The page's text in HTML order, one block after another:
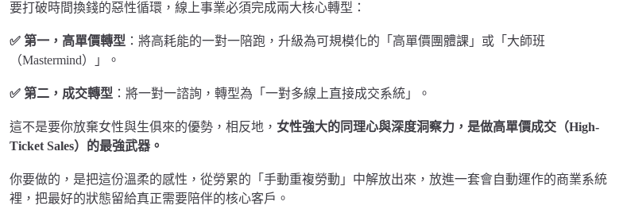
要打破時間換錢的惡性循環，線上事業必須完成兩大核心轉型：
✅️ 第一，高單價轉型 ：將高耗能的一對一陪跑，升級為可規模化的「高單價團體課」或「大師班
（Mastermind）」。
✅️ 第二，成交轉型 ：將一對一諮詢，轉型為「一對多線上直接成交系統」。
這不是要你放棄女性與生俱來的優勢，相反地， 女性強大的同理心與深度洞察力，是做高單價成交（High-
Ticket Sales）的最強武器。
你要做的，是把這份溫柔的感性，從勞累的「手動重複勞動」中解放出來，放進一套會自動運作的商業系統
裡，把最好的狀態留給真正需要陪伴的核心客戶。